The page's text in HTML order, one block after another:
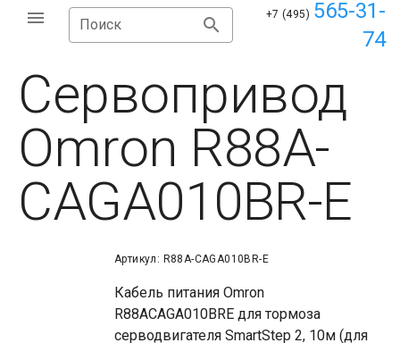
Поиск
+7 (495) 565-31-
74
Сервопривод
Omron R88A-
CAGA010BR-E
Артикул: R88A-CAGA010BR-E
Кабель питания Omron
R88ACAGA010BRE для тормоза
серводвигателя SmartStep 2, 10м (для